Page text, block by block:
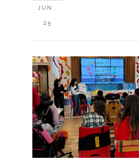
JUN .
25